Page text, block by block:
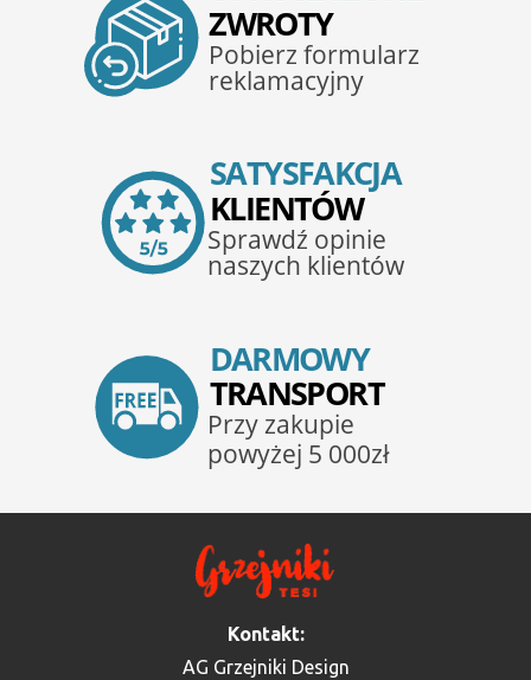
Kontakt:
AG Grzejniki Design